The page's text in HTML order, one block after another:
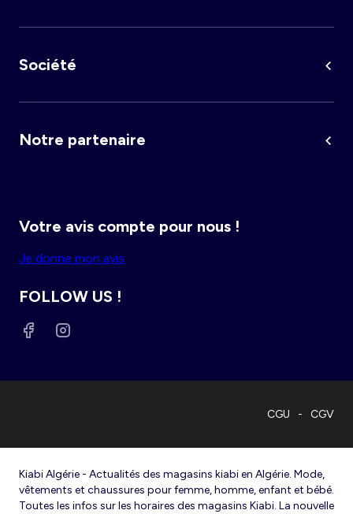
Société
Notre partenaire
Votre avis compte pour nous !
Je donne mon avis
FOLLOW US !
CGU CGV
Kiabi Algérie - Actualités des magasins kiabi en Algérie. Mode,
vêtements et chaussures pour femme, homme, enfant et bébé.
Toutes les infos sur les horaires des magasins Kiabi. La nouvelle